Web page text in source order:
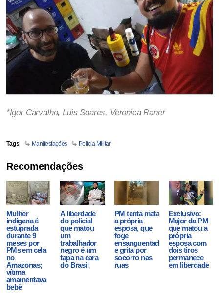
*Igor Carvalho, Luis Soares, Veronica Raner
Tags Manifestações Polícia Militar
Recomendações
Mulher
indígena é
estuprada
durante 9
meses por
PMs em cela
no
Amazonas;
vítima
amamentava
bebê
A liberdade
do policial
que matou
um
trabalhador
negro é um
tapa na cara
do Brasil
PM tenta matar
a própria
esposa, que
foge
ensanguentada
e grita por
socorro nas
ruas
Exclusivo:
Major da PM
que matou a
própria
esposa com
dois tiros
permanece
em liberdade